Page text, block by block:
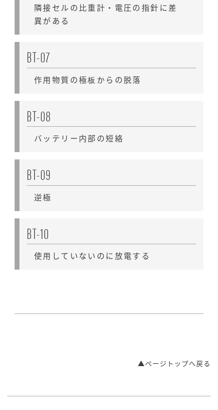
隣接セルの比重計・電圧の指針に差
異がある
BT-07
作用物質の極板からの脱落
BT-08
バッテリー内部の短絡
BT-09
逆極
BT-10
使用していないのに放電する
▲ページトップへ戻る